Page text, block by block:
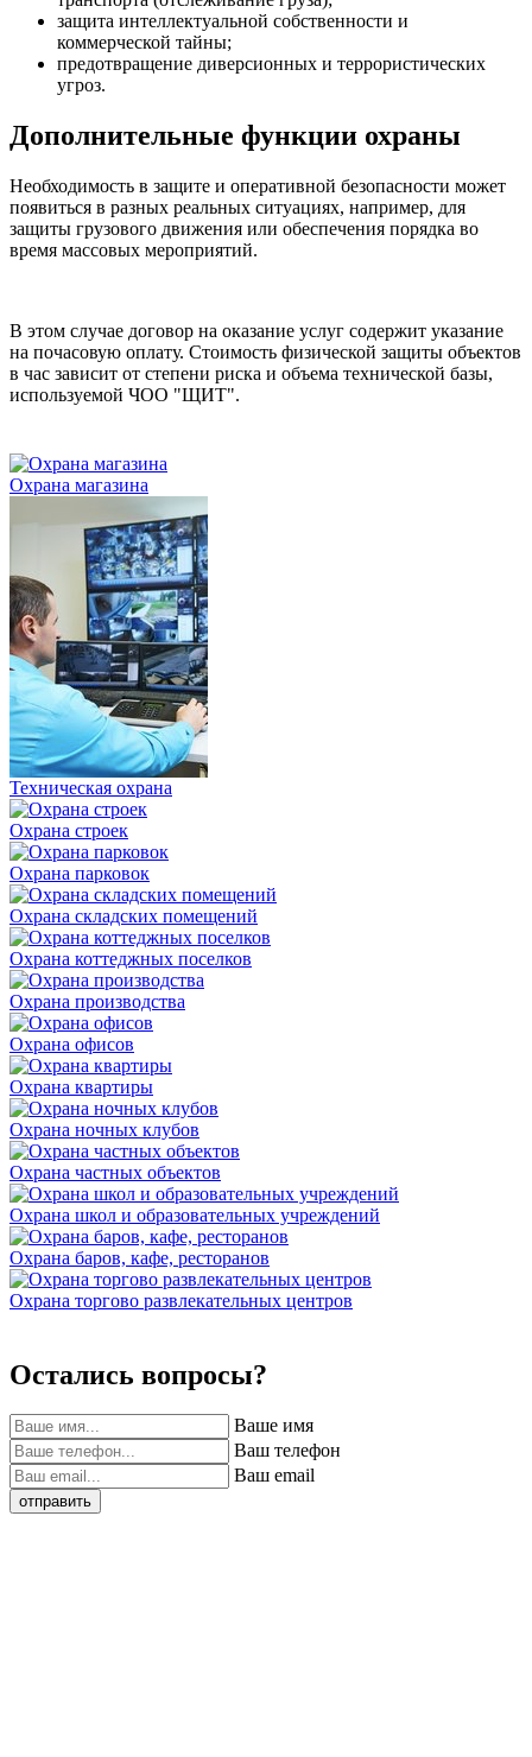
защита интеллектуальной собственности и
коммерческой тайны;
предотвращение диверсионных и террористических
угроз.
Дополнительные функции охраны
Необходимость в защите и оперативной безопасности может
появиться в разных реальных ситуациях, например, для
защиты грузового движения или обеспечения порядка во
время массовых мероприятий.
В этом случае договор на оказание услуг содержит указание
на почасовую оплату. Стоимость физической защиты объектов
в час зависит от степени риска и объема технической базы,
используемой ЧОО "ЩИТ".
Охрана магазина
Техническая охрана
Охрана строек
Охрана парковок
Охрана складских помещений
Охрана коттеджных поселков
Охрана производства
Охрана офисов
Охрана квартиры
Охрана ночных клубов
Охрана частных объектов
Охрана школ и образовательных учреждений
Охрана баров, кафе, ресторанов
Охрана торгово развлекательных центров
Остались вопросы?
Ваше имя
Ваш телефон
Ваш email
отправить